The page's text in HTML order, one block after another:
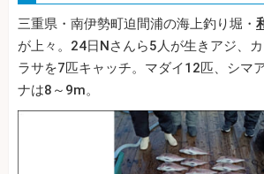
三重県・南伊勢町迫間浦の海上釣り堀・
が上々。24日Nさんら5人が生きアジ、
ラサを7匹キャッチ。マダイ12匹、シマ
ナは8～9m。